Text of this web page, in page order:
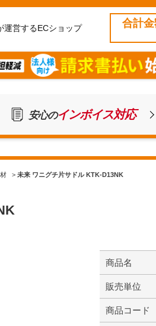
運営するECショップ 合計金
安心のインボイス対応
> 未来 ワニグチ片サドル KTK-D13NK
商品名
販売単位
商品コード